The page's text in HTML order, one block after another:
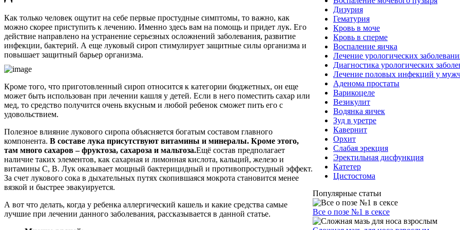
Как только человек ощутит на себе первые простудные симптомы, то важно, как
можно скорее приступить к лечению. Именно здесь вам на помощь и придет лук. Его
действие направлено на устранение серьезных осложнений заболевания, развитие
инфекции, бактерий. А еще луковый сироп стимулирует защитные силы организма и
повышает защитный барьер организма.
Кроме того, что приготовленный сироп относится к категории бюджетных, он еще
может быть использован при лечении кашля у детей. Если в него поместить сахар или
мед, то средство получится очень вкусным и любой ребенок сможет пить его с
удовольствием.
Полезное влияние лукового сиропа объясняется богатым составом главного
компонента. В составе лука присутствуют витамины и минералы. Кроме этого,
там много сахаров – фруктоза, сахароза и мальтоза.Ещё состав предполагает
наличие таких элементов, как сахарная и лимонная кислота, кальций, железо и
витамины С, В. Лук оказывает мощный бактерицидный и противопростудный эффект.
За счет лукового сока в дыхательных путях скопившаяся мокрота становится менее
вязкой и быстрее эвакуируется.
А вот что делать, когда у ребенка аллергический кашель и какие средства самые
лучшие при лечении данного заболевания, рассказывается в данной статье.
Дизурия
Гематурия
Кровь в моче
Кровь в сперме
Воспаление яичка
Лечение урологических
Диагностика урологических
Лечение половых инфекций у
Аденома простаты
Варикоцеле
Везикулит
Водянка яичек
Зуд в уретре
Кавернит
Орхит
Слабая эрекция
Эректильная дисфункция
Катетер
Цистостома
Популярные статьи
Все о позе №1 в сексе